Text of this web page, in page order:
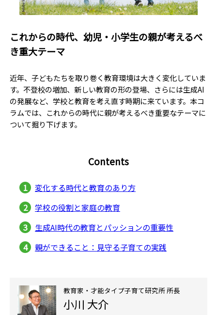
これからの時代、幼児・小学生の親が考えるべ
き重大テーマ
近年、子どもたちを取り巻く教育環境は大きく変化していま
す。不登校の増加、新しい教育の形の登場、さらには生成AI
の発展など、学校と教育を考え直す時期に来ています。本コ
ラムでは、これからの時代に親が考えるべき重要なテーマに
ついて掘り下げます。
Contents
変化する時代と教育のあり方
学校の役割と家庭の教育
生成AI時代の教育とパッションの重要性
親ができること：見守る子育ての実践
教育家・才能タイプ子育て研究所 所長
小川 大介